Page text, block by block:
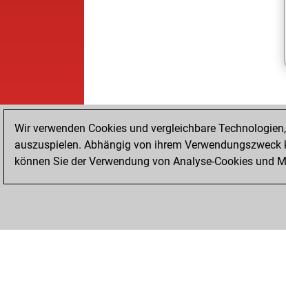
Wir verwenden Cookies und vergleichbare
auszuspielen. Abhängig von ihrem
können Sie der Verwendung von Analyse-Cookies und